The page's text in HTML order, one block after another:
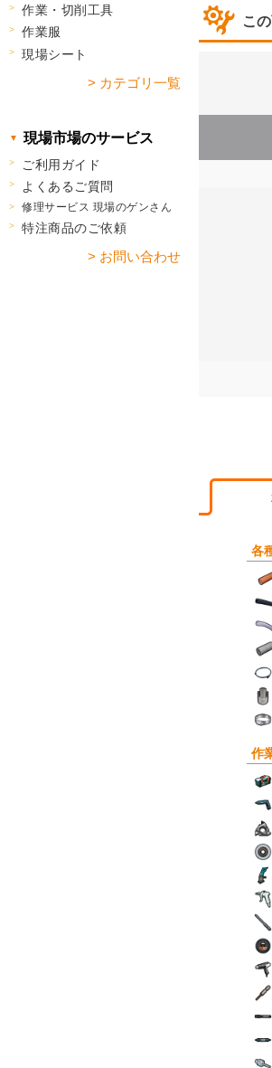
こ
各
作
作業・切削工具
作業服
現場シート
> カテゴリ一覧
現場市場のサービス
ご利用ガイド
よくあるご質問
修理サービス 現場のゲンさん
特注商品のご依頼
> お問い合わせ